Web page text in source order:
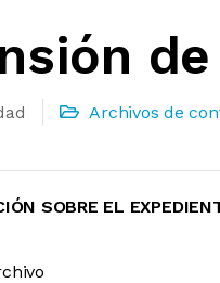
Archivos de
SOBRE EL